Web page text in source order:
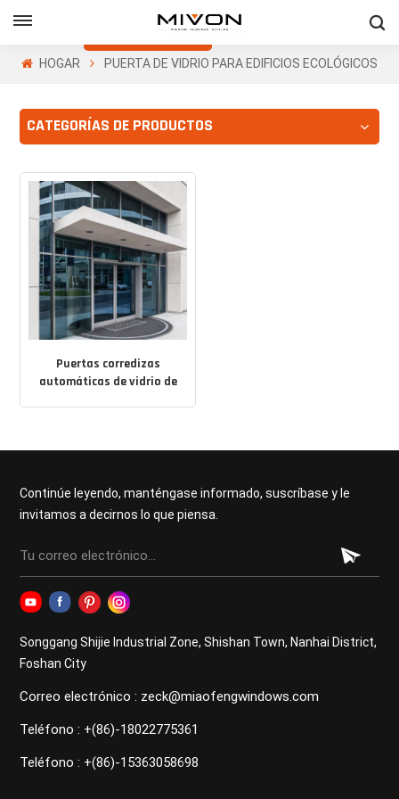
Obtenga Una
Cotización Gratis
HOGAR PUERTA DE VIDRIO PARA EDIFICIOS ECOLÓGICOS
CATEGORÍAS DE PRODUCTOS
Puertas corredizas
automáticas de vidrio de
Continúe leyendo, manténgase informado, suscríbase y le
invitamos a decirnos lo que piensa.
Songgang Shijie Industrial Zone, Shishan Town, Nanhai District,
Foshan City
Correo electrónico : zeck@miaofengwindows.com
Teléfono : +(86)-18022775361
Teléfono : +(86)-15363058698